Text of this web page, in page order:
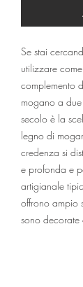
Se stai
utilizzare
complemento
mogano a
secolo è la
legno di
credenza si
e profonda e
artigianale
offrono ampio
sono